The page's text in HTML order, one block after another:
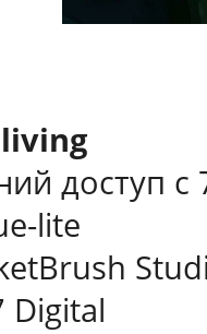
доступ с
lite
Digital